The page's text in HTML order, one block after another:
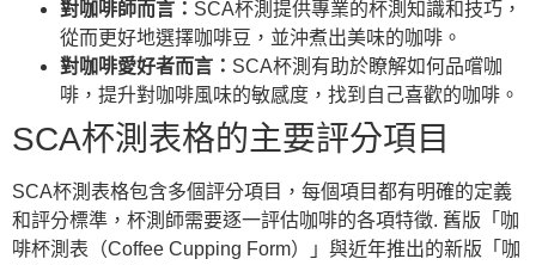
對咖啡師而言： SCA杯測提供專業的杯測知識和技巧，
從而更好地選擇咖啡豆，並沖煮出美味的咖啡。
對咖啡愛好者而言： SCA杯測有助於瞭解如何品嚐咖
啡，提升對咖啡風味的敏感度，找到自己喜歡的咖啡。
SCA杯測表格的主要評分項目
SCA杯測表格包含多個評分項目，每個項目都有明確的定義
和評分標準，杯測師需要逐一評估咖啡的各項特徵. 舊版「咖
啡杯測表（Coffee Cupping Form）」與近年推出的新版「咖